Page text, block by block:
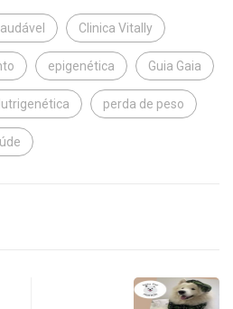
Clinica Vitally
epigenética Guia Gaia
perda de peso